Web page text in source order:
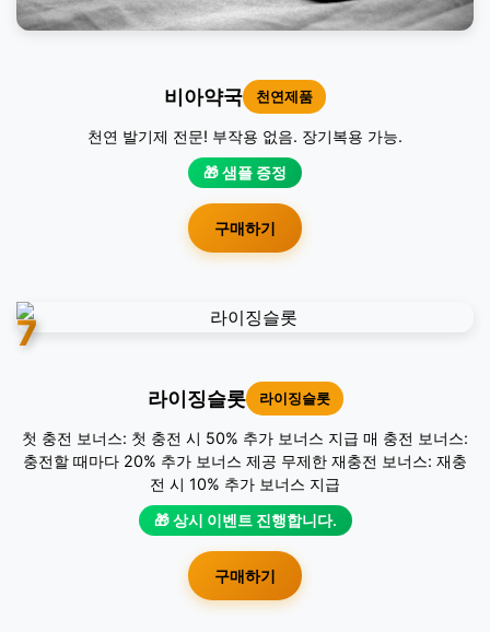
비아약국 천연제품
천연 발기제 전문! 부작용 없음. 장기복용 가능.
🎁 샘플 증정
구매하기
7
라이징슬롯 라이징슬롯
첫 충전 보너스: 첫 충전 시 50% 추가 보너스 지급 매 충전 보너스:
충전할 때마다 20% 추가 보너스 제공 무제한 재충전 보너스: 재충
전 시 10% 추가 보너스 지급
🎁 상시 이벤트 진행합니다.
구매하기